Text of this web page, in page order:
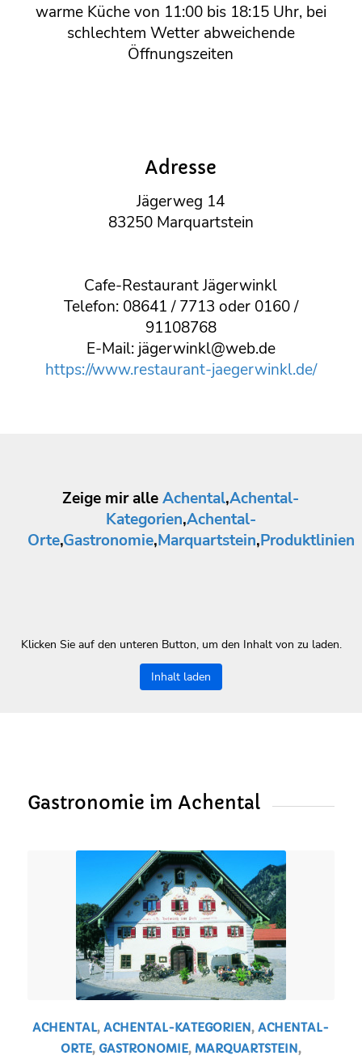
warme Küche von 11:00 bis 18:15 Uhr, bei
schlechtem Wetter abweichende
Öffnungszeiten
Adresse
Jägerweg 14
83250 Marquartstein
Cafe-Restaurant Jägerwinkl
Telefon: 08641 / 7713 oder 0160 /
91108768
E-Mail: jägerwinkl@web.de
https://www.restaurant-jaegerwinkl.de/
Zeige mir alleAchental,Achental-
Kategorien,Achental-
Orte,Gastronomie,Marquartstein,Produktlinien
Klicken Sie auf den unteren Button, um den Inhalt von zu laden.
Inhalt laden
Gastronomie im Achental
ACHENTAL,ACHENTAL-KATEGORIEN,ACHENTAL-
ORTE, GASTRONOMIE, MARQUARTSTEIN,